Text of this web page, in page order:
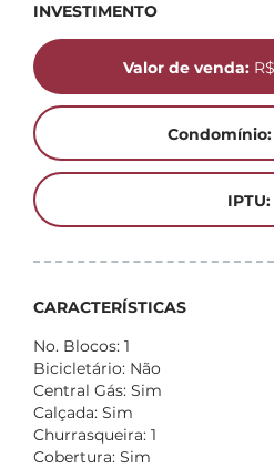
INVESTIMENTO
Valor de venda:
Condomínio:
IPTU:
CARACTERÍSTICAS
No. Blocos: 1
Bicicletário: Não
Central Gás: Sim
Calçada: Sim
Churrasqueira: 1
Cobertura: Sim